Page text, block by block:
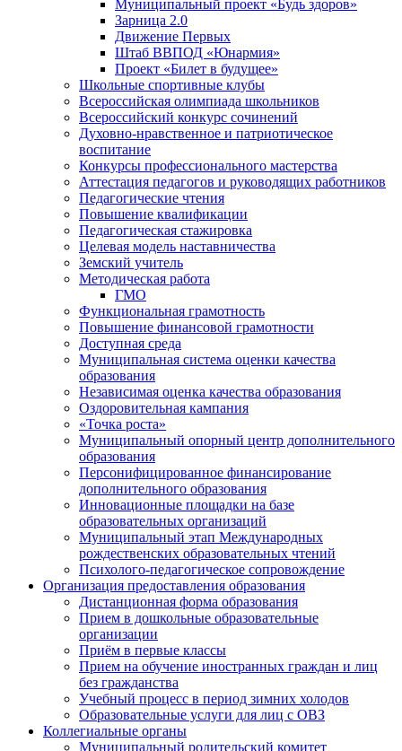
Муниципальный проект «Будь здоров»
Зарница 2.0
Движение Первых
Штаб ВВПОД «Юнармия»
Проект «Билет в будущее»
Школьные спортивные клубы
Всероссийская олимпиада школьников
Всероссийский конкурс сочинений
Духовно-нравственное и патриотическое
воспитание
Конкурсы профессионального мастерства
Аттестация педагогов и руководящих работников
Педагогические чтения
Повышение квалификации
Педагогическая стажировка
Целевая модель наставничества
Земский учитель
Методическая работа
ГМО
Функциональная грамотность
Повышение финансовой грамотности
Доступная среда
Муниципальная система оценки качества
образования
Независимая оценка качества образования
Оздоровительная кампания
«Точка роста»
Муниципальный опорный центр дополнительного
образования
Персонифицированное финансирование
дополнительного образования
Инновационные площадки на базе
образовательных организаций
Муниципальный этап Международных
рождественских образовательных чтений
Психолого-педагогическое сопровождение
Организация предоставления образования
Дистанционная форма образования
Прием в дошкольные образовательные
организации
Приём в первые классы
Прием на обучение иностранных граждан и лиц
без гражданства
Учебный процесс в период зимних холодов
Образовательные услуги для лиц с ОВЗ
Коллегиальные органы
Муниципальный родительский комитет